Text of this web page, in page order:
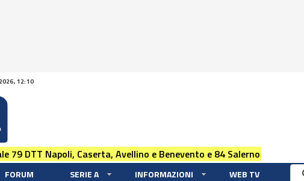
12:10
79 DTT Napoli, Caserta, Avellino e Benevento e 84 Salerno
FORUM SERIE A INFORMAZIONI WEB TV